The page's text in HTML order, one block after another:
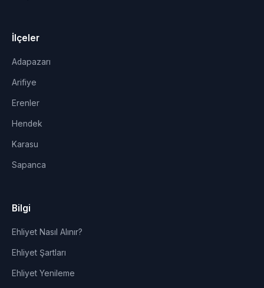
İlçeler
Adapazarı
Arifiye
Erenler
Hendek
Karasu
Sapanca
Bilgi
Ehliyet Nasıl Alınır?
Ehliyet Şartları
Ehliyet Yenileme